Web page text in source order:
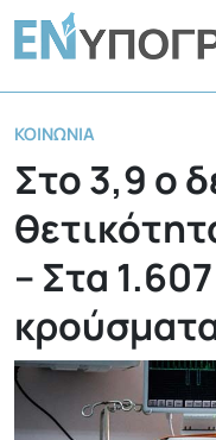
ΚΟΙΝΩΝΊΑ
Στο 3,9 ο
– Στα